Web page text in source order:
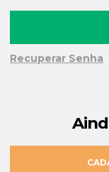
Recuperar Senha